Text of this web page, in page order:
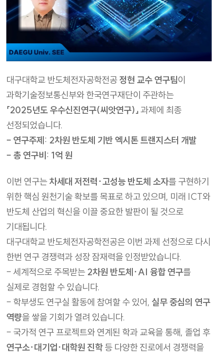
대구대학교 반도체전자공학전공정현 교수 연구팀이
과학기술정보통신부와 한국연구재단이 주관하는
「2025년도 우수신진연구(씨앗연구)」과제에 최종
선정되었습니다.
- 연구주제: 2차원 반도체 기반 엑시톤 트랜지스터 개발
- 총 연구비: 1억 원
이번 연구는 차세대 저전력·고성능 반도체 소자를 구현하기
위한 핵심 원천기술 확보를 목표로 하고 있으며, 미래 ICT와
반도체 산업의 혁신을 이끌 중요한 발판이 될 것으로
기대됩니다.
대구대학교 반도체전자공학전공은 이번 과제 선정으로 다시
한번 연구 경쟁력과 성장 잠재력을 인정받았습니다.
- 세계적으로 주목받는 2차원 반도체·AI 융합 연구를
실제로 경험할 수 있습니다.
- 학부생도 연구실 활동에 참여할 수 있어,실무 중심의 연구
역량을 쌓을 기회가 열려 있습니다.
- 국가적 연구 프로젝트와 연계된 학과 교육을 통해, 졸업 후
연구소·대기업·대학원 진학 등 다양한 진로에서 경쟁력을